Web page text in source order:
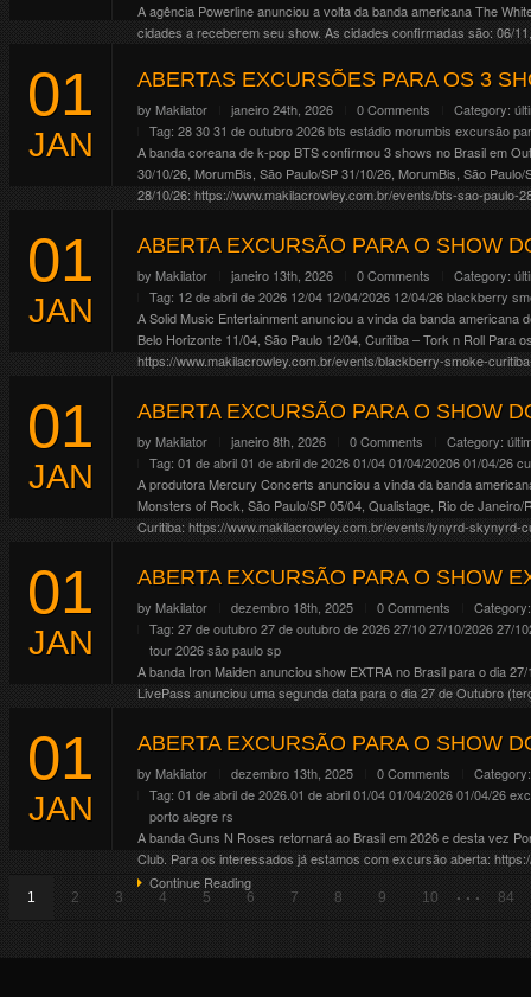
A agência Powerline anunciou a volta da banda americana The
cidades a receberem seu show. As cidades confirmadas são: 06/
Continue Reading
01
JAN
ABERTAS EXCURSÕES PARA OS 3
by Makilator janeiro 24th, 2026 0 Comments Category:
Tag: 28 30 31 de outubro 2026bts estádio morumbis excursão
A banda coreana de k-pop BTS confirmou 3 shows no Brasil em
30/10/26, MorumBis, São Paulo/SP 31/10/26, MorumBis, São
28/10/26: https://www.makilacrowley.com.br/events/bts-sao-
Continue Reading
01
JAN
ABERTA EXCURSÃO PARA O SHOW
by Makilator janeiro 13th, 2026 0 Comments Category:
Tag: 12 de abril de 2026 12/04 12/04/2026 12/04/26blackberry
A Solid Music Entertainment anunciou a vinda da banda
Belo Horizonte 11/04, São Paulo 12/04, Curitiba – Tork n Roll
https://www.makilacrowley.com.br/events/blackberry-smoke-
01
JAN
ABERTA EXCURSÃO PARA O SHOW
by Makilator janeiro 8th, 2026 0 Comments Category:
Tag: 01 de abril01 de abril de 202601/0401/04/2020601/04/26
A produtora Mercury Concerts anunciou a vinda da banda
Monsters of Rock, São Paulo/SP 05/04, Qualistage, Rio de
Curitiba: https://www.makilacrowley.com.br/events/lynyrd-
01
JAN
ABERTA EXCURSÃO PARA O SHOW
by Makilator dezembro 18th, 2025 0 Comments
Tag: 27 de outubro27 de outubro de 202627/1027/10/202627/
tour 2026são paulosp
A banda Iron Maiden anunciou show EXTRA no Brasil para o dia
LivePass anunciou uma segunda data para o dia 27 de Outubro
01
JAN
ABERTA EXCURSÃO PARA O SHOW
by Makilator dezembro 13th, 2025 0 Comments
Tag: 01 de abril de 2026.01 de abril01/0401/04/202601/04/26
porto alegrers
A banda Guns N Roses retornará ao Brasil em 2026 e desta vez
Club. Para os interessados já estamos com excursão aberta:
Continue Reading
1 2 3 4 5 6 7 8 9 10 . . . 84